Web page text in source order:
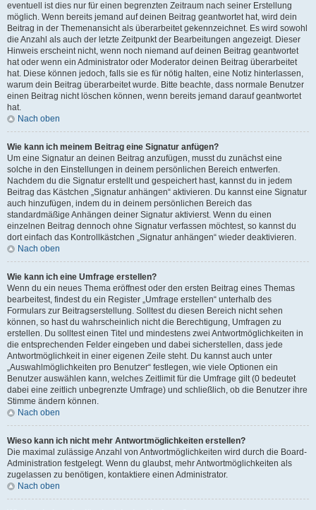
eventuell ist dies nur für einen begrenzten Zeitraum nach seiner Erstellung
möglich. Wenn bereits jemand auf deinen Beitrag geantwortet hat, wird dein
Beitrag in der Themenansicht als überarbeitet gekennzeichnet. Es wird sowohl
die Anzahl als auch der letzte Zeitpunkt der Bearbeitungen angezeigt. Dieser
Hinweis erscheint nicht, wenn noch niemand auf deinen Beitrag geantwortet
hat oder wenn ein Administrator oder Moderator deinen Beitrag überarbeitet
hat. Diese können jedoch, falls sie es für nötig halten, eine Notiz hinterlassen,
warum dein Beitrag überarbeitet wurde. Bitte beachte, dass normale Benutzer
einen Beitrag nicht löschen können, wenn bereits jemand darauf geantwortet
hat.
Nach oben
Wie kann ich meinem Beitrag eine Signatur anfügen?
Um eine Signatur an deinen Beitrag anzufügen, musst du zunächst eine
solche in den Einstellungen in deinem persönlichen Bereich entwerfen.
Nachdem du die Signatur erstellt und gespeichert hast, kannst du in jedem
Beitrag das Kästchen „Signatur anhängen“ aktivieren. Du kannst eine Signatur
auch hinzufügen, indem du in deinem persönlichen Bereich das
standardmäßige Anhängen deiner Signatur aktivierst. Wenn du einen
einzelnen Beitrag dennoch ohne Signatur verfassen möchtest, so kannst du
dort einfach das Kontrollkästchen „Signatur anhängen“ wieder deaktivieren.
Nach oben
Wie kann ich eine Umfrage erstellen?
Wenn du ein neues Thema eröffnest oder den ersten Beitrag eines Themas
bearbeitest, findest du ein Register „Umfrage erstellen“ unterhalb des
Formulars zur Beitragserstellung. Solltest du diesen Bereich nicht sehen
können, so hast du wahrscheinlich nicht die Berechtigung, Umfragen zu
erstellen. Du solltest einen Titel und mindestens zwei Antwortmöglichkeiten in
die entsprechenden Felder eingeben und dabei sicherstellen, dass jede
Antwortmöglichkeit in einer eigenen Zeile steht. Du kannst auch unter
„Auswahlmöglichkeiten pro Benutzer“ festlegen, wie viele Optionen ein
Benutzer auswählen kann, welches Zeitlimit für die Umfrage gilt (0 bedeutet
dabei eine zeitlich unbegrenzte Umfrage) und schließlich, ob die Benutzer ihre
Stimme ändern können.
Nach oben
Wieso kann ich nicht mehr Antwortmöglichkeiten erstellen?
Die maximal zulässige Anzahl von Antwortmöglichkeiten wird durch die Board-
Administration festgelegt. Wenn du glaubst, mehr Antwortmöglichkeiten als
zugelassen zu benötigen, kontaktiere einen Administrator.
Nach oben